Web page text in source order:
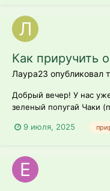
Как приручить
Лаура23 опубликовал
Добрый вечер! У нас
зеленый попугай Чаки
какая, ужасно дикий! Ни
прошлого попугая по...
9 июля, 2025